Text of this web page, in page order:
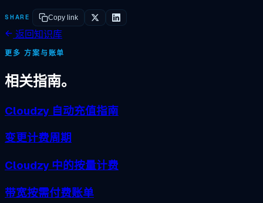
SHARE Copy link
返回知识库
更多 方案与账单
相关指南。
Cloudzy 自动充值指南
变更计费周期
Cloudzy 中的按量计费
带宽按需付费账单